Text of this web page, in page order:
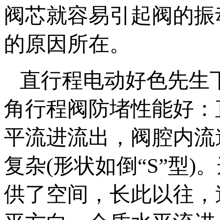
阀芯就容易引起阀的振
的原因所在。
直行程电动好色先生
角行程阀防堵性能好
平流进流出，阀腔内
复杂(形状如倒“S”型)
供了空间，长此以往